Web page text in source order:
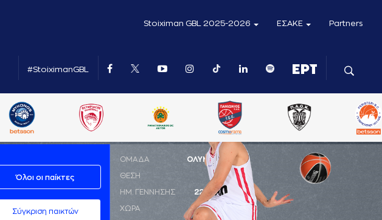
Stoiximan GBL 2025-2026 ΕΣΑΚΕ Partners
#StoiximanGBL
Όλοι οι παίκτες
Σύγκριση παικτών
ΟΜΑΔΑ ΟΛΥΜΠΙΑΚΟΣ
ΘΕΣΗ SG
ΗΜ. ΓΕΝΝΗΣΗΣ 22-09-1993
ΧΩΡΑ ΕΛΛΑΔΑ